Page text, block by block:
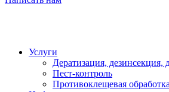
Услуги
Дератизация, дезинсекция,
Пест-контроль
Противоклещевая обработка